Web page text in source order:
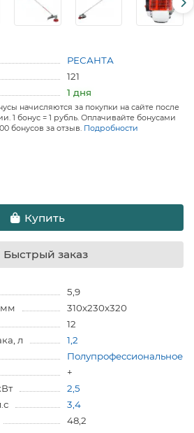
РЕСАНТА
121
1 дня
начисляются за покупки на сайте после
1 бонус = 1 рубль. Оплачивайте бонусами
бонусов за отзыв. Подробности
Купить
Быстрый заказ
5,9
мм
310х230х320
12
л
1,2
Полупрофессиональное
+
2,5
3,4
48,2